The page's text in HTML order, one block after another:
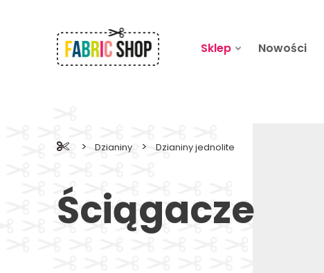
Sklep Nowości
> Dzianiny > Dzianiny jednolite
Ściągacze